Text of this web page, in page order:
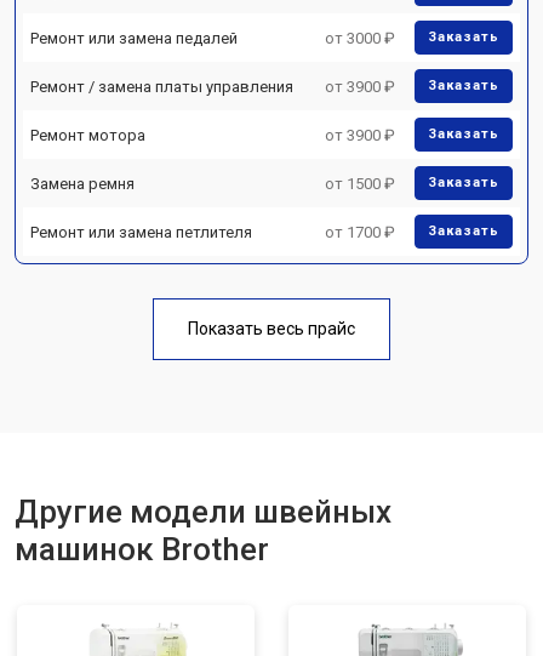
Ремонт или замена педалей от 3000 ₽ Заказать
Ремонт / замена платы управления от 3900 ₽ Заказать
Ремонт мотора от 3900 ₽ Заказать
Замена ремня от 1500 ₽ Заказать
Ремонт или замена петлителя от 1700 ₽ Заказать
Показать весь прайс
Другие модели швейных
машинок Brother